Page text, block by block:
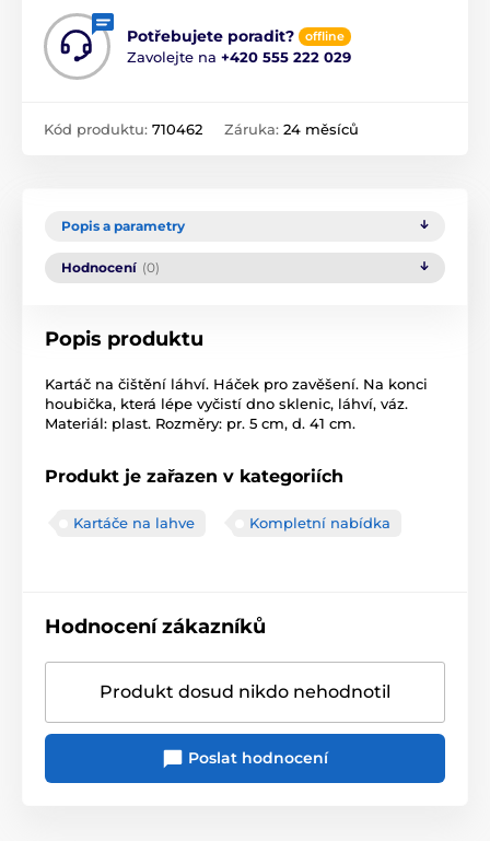
Potřebujete poradit? offline
Zavolejte na +420 555 222 029
Kód produktu: 710462 Záruka: 24 měsíců
Popis a parametry
Hodnocení (0)
Popis produktu
Kartáč na čištění láhví. Háček pro zavěšení. Na konci
houbička, která lépe vyčistí dno sklenic, láhví, váz.
Materiál: plast. Rozměry: pr. 5 cm, d. 41 cm.
Produkt je zařazen v kategoriích
Kartáče na lahve Kompletní nabídka
Hodnocení zákazníků
Produkt dosud nikdo nehodnotil
Poslat hodnocení